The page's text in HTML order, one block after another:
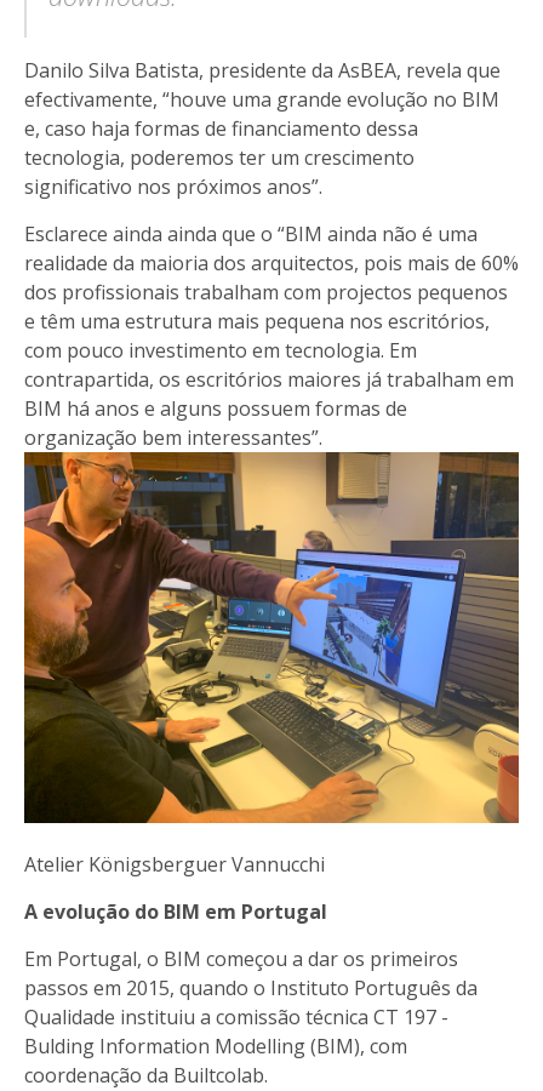
Danilo Silva Batista, presidente da AsBEA, revela que
efectivamente, “houve uma grande evolução no BIM
e, caso haja formas de financiamento dessa
tecnologia, poderemos ter um crescimento
significativo nos próximos anos”.
Esclarece ainda ainda que o “BIM ainda não é uma
realidade da maioria dos arquitectos, pois mais de 60%
dos profissionais trabalham com projectos pequenos
e têm uma estrutura mais pequena nos escritórios,
com pouco investimento em tecnologia. Em
contrapartida, os escritórios maiores já trabalham em
BIM há anos e alguns possuem formas de
organização bem interessantes”.
Atelier Königsberguer Vannucchi
A evolução do BIM em Portugal
Em Portugal, o BIM começou a dar os primeiros
passos em 2015, quando o Instituto Português da
Qualidade instituiu a comissão técnica CT 197 -
Bulding Information Modelling (BIM), com
coordenação da Builtcolab.